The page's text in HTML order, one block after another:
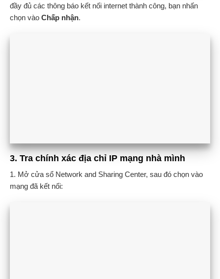
đầy đủ các thông báo kết nối internet thành công, bạn nhấn
chọn vào Chấp nhận.
3. Tra chính xác địa chỉ IP mạng nhà mình
1. Mở cửa sổ Network and Sharing Center, sau đó chọn vào
mạng đã kết nối: